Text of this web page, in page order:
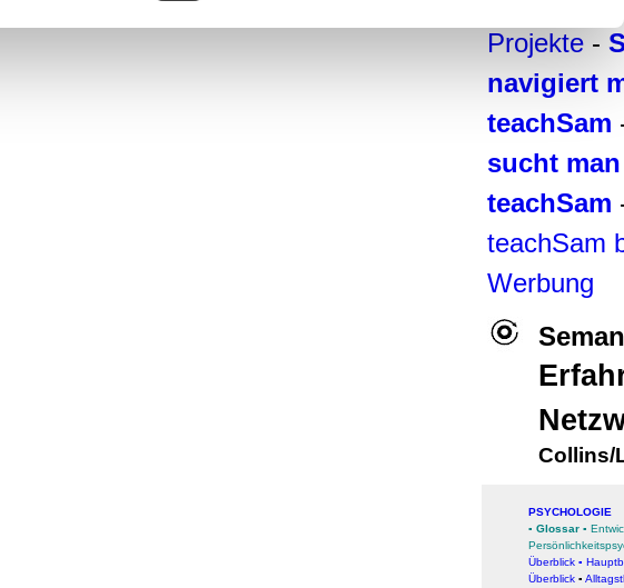
legen Sie Ihre
Projekte -
navigiert
teachSam
sucht
teachSam
teachSam
Werbung
Collins/
PSYCHOLOGIE
▪ Glossar ▪
Überblick ▪
Überblick ▪